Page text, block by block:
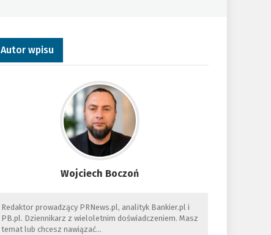
Autor wpisu
Wojciech Boczoń
Redaktor prowadzący PRNews.pl, analityk Bankier.pl i
PB.pl. Dziennikarz z wieloletnim doświadczeniem. Masz
temat lub chcesz nawiązać…